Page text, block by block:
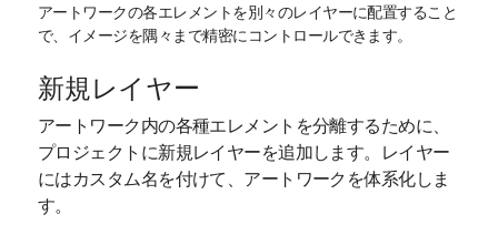
アートワークの各エレメントを別々のレイヤーに配置すること
で、イメージを隅々まで精密にコントロールできます。
新規レイヤー
アートワーク内の各種エレメントを分離するために、
プロジェクトに新規レイヤーを追加します。レイヤー
にはカスタム名を付けて、アートワークを体系化しま
す。